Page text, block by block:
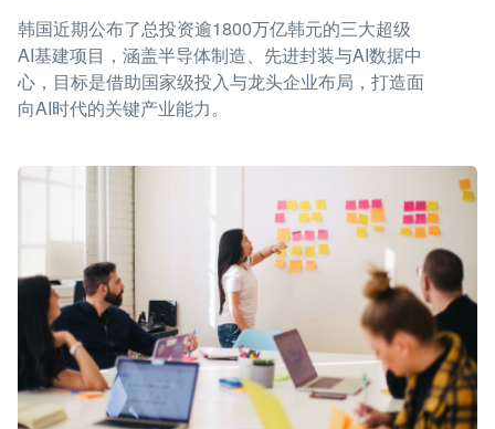
韩国近期公布了总投资逾1800万亿韩元的三大超级
AI基建项目，涵盖半导体制造、先进封装与AI数据中
心，目标是借助国家级投入与龙头企业布局，打造面
向AI时代的关键产业能力。